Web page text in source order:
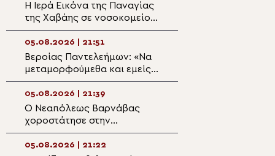
Η Ιερά Εικόνα της Παναγίας
της Χαβάης σε νοσοκομείο
της Σόφιας προς ευλογία
ασθενών και προσωπικού
05.08.2026 | 21:51
Βεροίας Παντελεήμων: «Nα
μεταμορφούμεθα και εμείς
με τη χάρη Του»
05.08.2026 | 21:39
Ο Νεαπόλεως Βαρνάβας
χοροστάτησε στην
Ακολουθία του Μεγάλου
Παρακλητικού Κανόνα στον
05.08.2026 | 21:22